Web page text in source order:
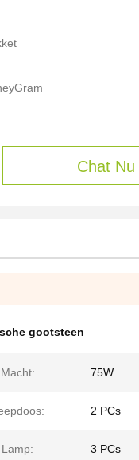
Chat Nu
gootsteen
Macht: 75W
2 PCs
Lamp: 3 PCs